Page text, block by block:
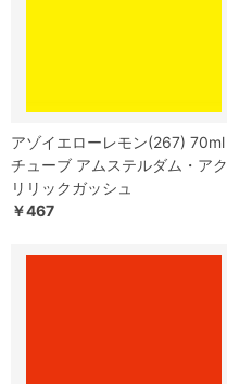
アゾイエローレモン(267) 70ml
チューブ アムステルダム・アク
リリックガッシュ
￥467